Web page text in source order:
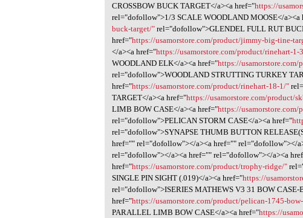
CROSSBOW BUCK TARGET</a><a href="https://
rel="dofollow">1/3 SCALE WOODLAND MOOSE</a><a
buck-target/" rel="dofollow">GLENDEL FULL RUT
href="https://usamorstore.com/product/jimmy-big-tine-
</a><a href="https://usamorstore.com/product/rinehart-1-
WOODLAND ELK</a><a href="https://
rel="dofollow">WOODLAND STRUTTING TURKEY
href="https://usamorstore.com/product/rinehart-18-1/"
TARGET</a><a href="https://usamorstore.com/product/
LIMB BOW CASE</a><a href="https://usamorstore.com/
rel="dofollow">PELICAN STORM CASE</a><a href="
rel="dofollow">SYNAPSE THUMB BUTTON
href="" rel="dofollow"></a><a href="" rel="dofollow"></
rel="dofollow"></a><a href="" rel="dofollow"></a><a
href="https://usamorstore.com/product/trophy-ridge/"
SINGLE PIN SIGHT (.019)</a><a href="https://
rel="dofollow">ISERIES MATHEWS V3 31 BOW CASE-
href="https://usamorstore.com/product/pelican-1745-
PARALLEL LIMB BOW CASE</a><a href="https://